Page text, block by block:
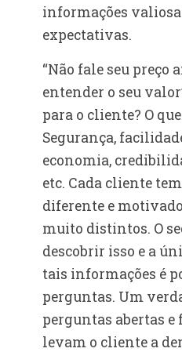
informações
expectativas.
“Não fale seu preço
entender o seu
para o cliente? O
Segurança,
economia,
etc. Cada cliente
diferente e
muito distintos. O
descobrir isso e a
tais informações é
perguntas. Um
perguntas abertas e
levam o cliente a